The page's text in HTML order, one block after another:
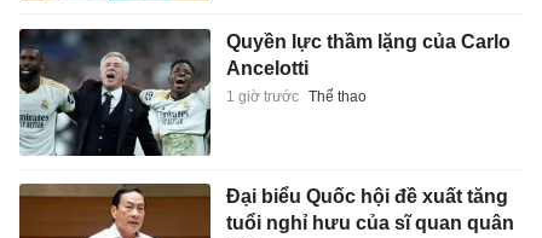
Quyền lực thầm lặng của Carlo
Ancelotti
1 giờ trước Thể thao
Đại biểu Quốc hội đề xuất tăng
tuổi nghỉ hưu của sĩ quan quân